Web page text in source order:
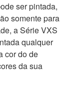
ser pintada,
somente para
a Série VXS
qualquer
cor do de
da sua